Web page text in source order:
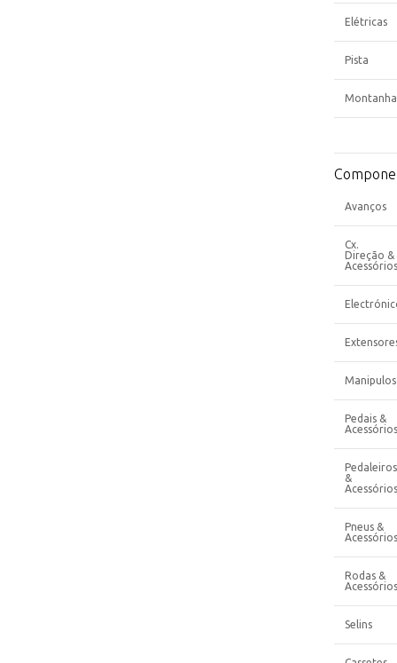
Elétricas
Pista
Montanha
Avanços
Cx.
Direção &
Acessórios
Manipulos
Pedais &
Acessórios
Pedaleiros
&
Acessórios
Pneus &
Acessórios
Rodas &
Acessórios
Selins